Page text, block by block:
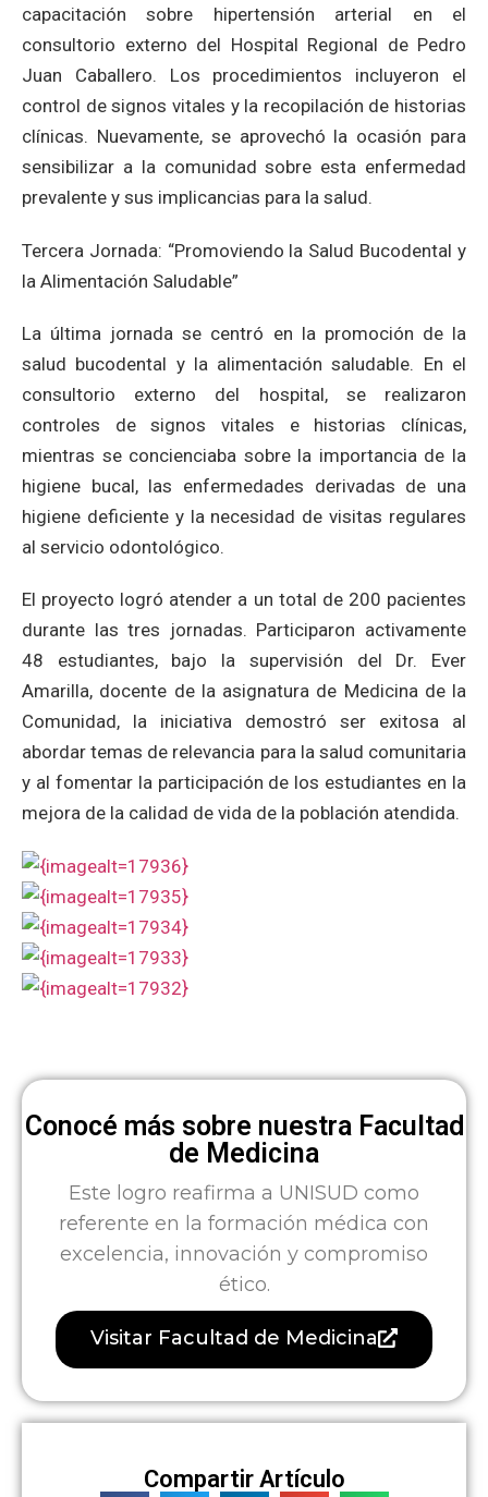
capacitación sobre hipertensión arterial en el
consultorio externo del Hospital Regional de Pedro
Juan Caballero. Los procedimientos incluyeron el
control de signos vitales y la recopilación de historias
clínicas. Nuevamente, se aprovechó la ocasión para
sensibilizar a la comunidad sobre esta enfermedad
prevalente y sus implicancias para la salud.
Tercera Jornada: “Promoviendo la Salud Bucodental y
la Alimentación Saludable”
La última jornada se centró en la promoción de la
salud bucodental y la alimentación saludable. En el
consultorio externo del hospital, se realizaron
controles de signos vitales e historias clínicas,
mientras se concienciaba sobre la importancia de la
higiene bucal, las enfermedades derivadas de una
higiene deficiente y la necesidad de visitas regulares
al servicio odontológico.
El proyecto logró atender a un total de 200 pacientes
durante las tres jornadas. Participaron activamente
48 estudiantes, bajo la supervisión del Dr. Ever
Amarilla, docente de la asignatura de Medicina de la
Comunidad, la iniciativa demostró ser exitosa al
abordar temas de relevancia para la salud comunitaria
y al fomentar la participación de los estudiantes en la
mejora de la calidad de vida de la población atendida.
Conocé más sobre nuestra Facultad
de Medicina
Este logro reafirma a UNISUD como
referente en la formación médica con
excelencia, innovación y compromiso
ético.
Visitar Facultad de Medicina
Compartir Artículo